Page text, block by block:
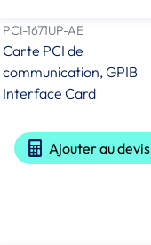
PCI-1671UP-AE
Carte PCI de
communication, GPIB
Interface Card
Ajouter au devis